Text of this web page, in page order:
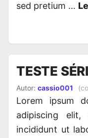
sed pretium …
TESTE
Autor: cassio001
Lorem ipsum
adipiscing
incididunt ut